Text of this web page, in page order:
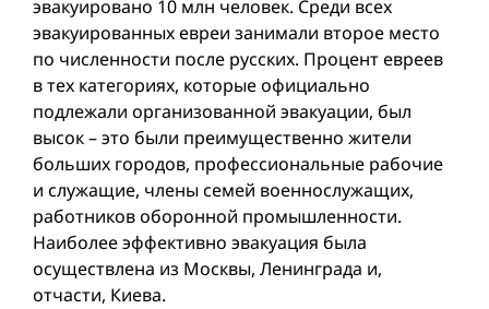
эвакуировано 10 млн человек. Среди всех
эвакуированных евреи занимали второе место
по численности после русских. Процент евреев
в тех категориях, которые официально
подлежали организованной эвакуации, был
высок – это были преимущественно жители
больших городов, профессиональные рабочие
и служащие, члены семей военнослужащих,
работников оборонной промышленности.
Наиболее эффективно эвакуация была
осуществлена из Москвы, Ленинграда и,
отчасти, Киева.